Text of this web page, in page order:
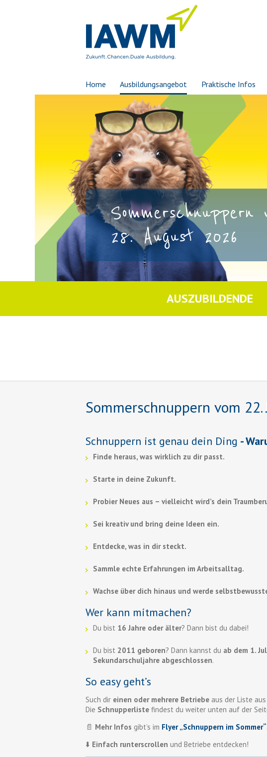
Home Ausbildungsangebot Praktische Infos
28. August 2026
AUSZUBILDENDE
Sommerschnuppern vom
Schnuppern ist genau dein Ding -
Finde heraus, was wirklich zu dir passt.
Starte in deine Zukunft.
Probier Neues aus – vielleicht wird’s dein
Sei kreativ und bring deine Ideen ein.
Entdecke, was in dir steckt.
Sammle echte Erfahrungen im Arbeitsalltag.
Wachse über dich hinaus und werde
Wer kann mitmachen?
Du bist 16 Jahre oder älter? Dann bist du dabei!
Du bist 2011 geboren? Dann kannst du ab dem 1.
Sekundarschuljahre abgeschlossen.
So easy geht’s
Such dir einen oder mehrere Betriebe aus der Liste
Die Schnupperliste findest du weiter unten auf der
📄 Mehr Infos gibt’s im Flyer „Schnuppern im Sommer“
⬇️ Einfach runterscrollen und Betriebe entdecken!